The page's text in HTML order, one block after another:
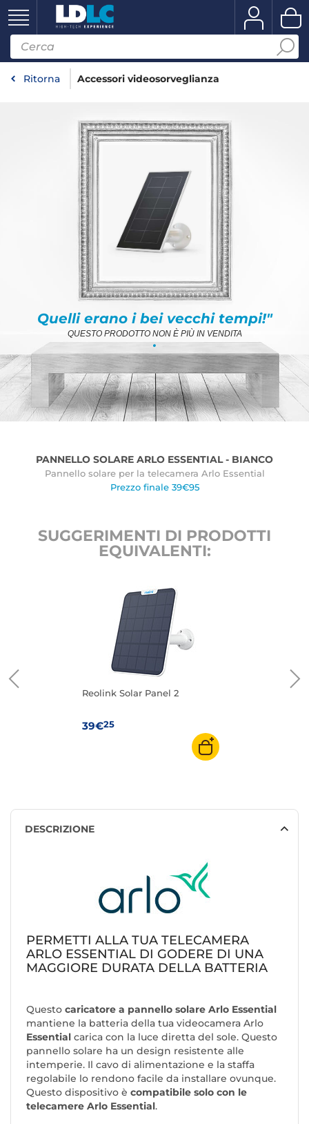
Ritorna Accessori videosorveglianza
Quelli erano i bei vecchi tempi!"
QUESTO PRODOTTO NON È PIÙ IN VENDITA
.
PANNELLO SOLARE ARLO ESSENTIAL - BIANCO
Pannello solare per la telecamera Arlo Essential
Prezzo finale 39€95
SUGGERIMENTI DI PRODOTTI
EQUIVALENTI:
Reolink Solar Panel 2
39€25
DESCRIZIONE
PERMETTI ALLA TUA TELECAMERA
ARLO ESSENTIAL DI GODERE DI UNA
MAGGIORE DURATA DELLA BATTERIA
Questo caricatore a pannello solare Arlo Essential
mantiene la batteria della tua videocamera Arlo
Essential carica con la luce diretta del sole. Questo
pannello solare ha un design resistente alle
intemperie. Il cavo di alimentazione e la staffa
regolabile lo rendono facile da installare ovunque.
Questo dispositivo è compatibile solo con le
telecamere Arlo Essential.